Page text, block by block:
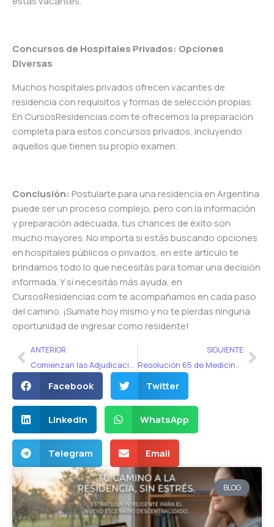
Concursos de Hospitales Privados: Opciones
Diversas
Muchos hospitales privados ofrecen vacantes de
residencia con requisitos y formas de selección propias.
En CursosResidencias.com te ofrecemos la preparación
completa para estos concursos privados, incluyendo
aquellos que tienen su propio examen.
Conclusión: Postularte para una residencia en Argentina
puede ser un proceso complejo, pero con la información
y preparación adecuada, tus chances de éxito son
mucho mayores. No importa si estás buscando opciones
en hospitales públicos o privados, en este artículo te
brindamos todo lo que necesitás para tomar una decisión
informada. Y si necesitás más ayuda, en
CursosResidencias.com te acompañamos en cada paso
del camino. ¡Sumate hoy mismo y no te pierdas ninguna
oportunidad de ingresar como residente!
AntANTERIOR
Comienzan las Adjudicaciones del Concurso Unificado: Todo lo que Necesitas Saber
SIGUIENTE
Resolución 65 de Medicina Legal: ¿Estás preparado para el examen único 2023?
Facebook Twitter
LinkedIn WhatsApp
Telegram Email
BLOG